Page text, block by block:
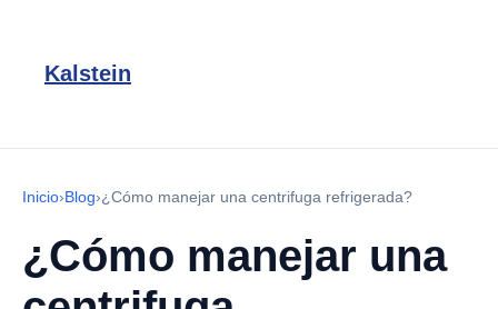
Kalstein
Inicio›Blog›¿Cómo manejar una centrifuga refrigerada?
¿Cómo manejar una